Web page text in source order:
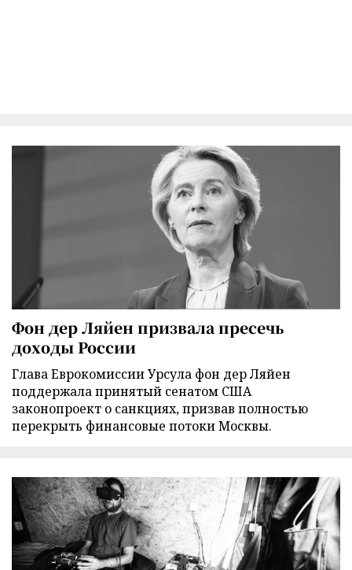
Фон дер Ляйен призвала пресечь
доходы России
Глава Еврокомиссии Урсула фон дер Ляйен
поддержала принятый сенатом США
законопроект о санкциях, призвав полностью
перекрыть финансовые потоки Москвы.